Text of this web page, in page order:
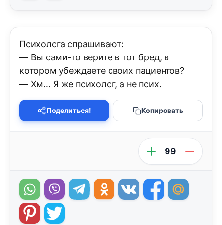
Психолога спрашивают:
— Вы сами-то верите в тот бред, в
котором убеждаете своих пациентов?
— Хм… Я же психолог, а не псих.
Поделиться! Копировать
99